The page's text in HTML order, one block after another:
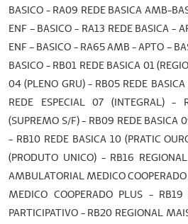
BASICO - RA09 REDE BASICA AMB-
ENF – BASICO - RA13 REDE BASICA -
ENF – BASICO - RA65 AMB - APTO –
BASICO - RB01 REDE BASICA 01
04 (PLENO GRU) - RB05 REDE
REDE ESPECIAL 07 (INTEGRAL) -
(SUPREMO S/F) - RB09 REDE BASICA
- RB10 REDE BASICA 10 (PRATIC
(PRODUTO UNICO) - RB16
AMBULATORIAL MEDICO
MEDICO COOPERADO PLUS -
PARTICIPATIVO - RB20 REGIONAL